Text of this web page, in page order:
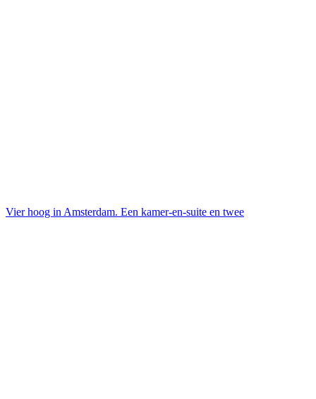
Vier hoog in Amsterdam. Een kamer-en-suite en twee